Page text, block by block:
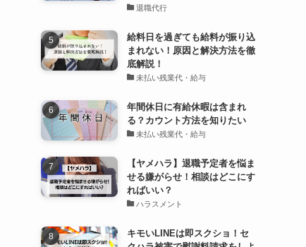
退職代行
給料日を過ぎても給料が振り込
まれない！原因と解決方法を徹
底解説！
未払い残業代・給与
年間休日に有給休暇は含まれ
る？カウント方法を知りたい
未払い残業代・給与
【ヤメハラ】退職予定者を悩ま
せる嫌がらせ！相談はどこにす
ればいい？
ハラスメント
キモいLINEは即スクショ！セ